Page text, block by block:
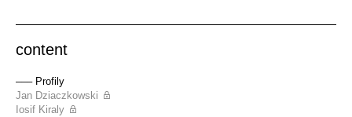
content
––– Profily
Jan Dziaczkowski
Iosif Kiraly